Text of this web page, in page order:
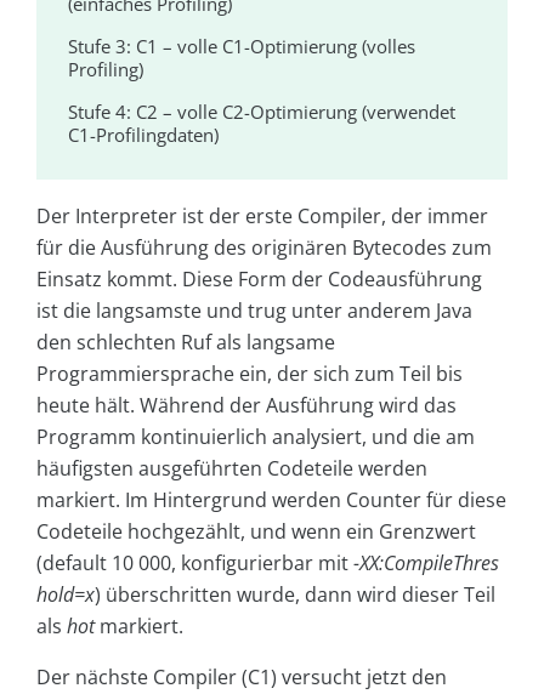
Stufe 3: C1 – volle C1-Optimierung (volles
Profiling)
Stufe 4: C2 – volle C2-Optimierung (verwendet
C1-Profilingdaten)
Der Interpreter ist der erste Compiler, der immer
für die Ausführung des originären Bytecodes zum
Einsatz kommt. Diese Form der Codeausführung
ist die langsamste und trug unter anderem Java
den schlechten Ruf als langsame
Programmiersprache ein, der sich zum Teil bis
heute hält. Während der Ausführung wird das
Programm kontinuierlich analysiert, und die am
häufigsten ausgeführten Codeteile werden
markiert. Im Hintergrund werden Counter für diese
Codeteile hochgezählt, und wenn ein Grenzwert
(default 10 000, konfigurierbar mit-XX:CompileThres
hold=x) überschritten wurde, dann wird dieser Teil
als hotmarkiert.
Der nächste Compiler (C1) versucht jetzt den